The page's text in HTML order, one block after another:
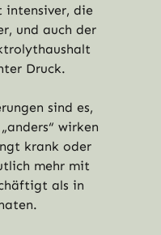
intensiver, die
und auch der
Druck.
sind es,
wirken
krank oder
mehr mit
als in